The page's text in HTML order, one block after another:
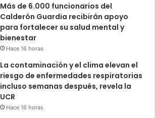
Más de 6.000 funcionarios del
Calderón Guardia recibirán apoyo
para fortalecer su salud mental y
bienestar
Hace 16 horas
La contaminación y el clima elevan el
riesgo de enfermedades respiratorias
incluso semanas después, revela la
UCR
Hace 16 horas